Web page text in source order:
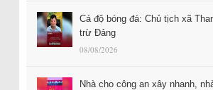
Cá độ bóng đá: Chủ tịch xã
trừ Đảng
08/08/2026
Nhà cho công an xây nhanh,